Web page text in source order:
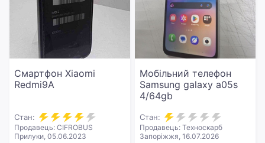
Смартфон Xiaomi
Redmi9A
Стан:
Продавець: CIFROBUS
Прилуки, 05.06.2023
Мобільний телефон
Samsung galaxy a05s
4/64gb
Стан:
Продавець: Техноскарб
Запоріжжя, 16.07.2026